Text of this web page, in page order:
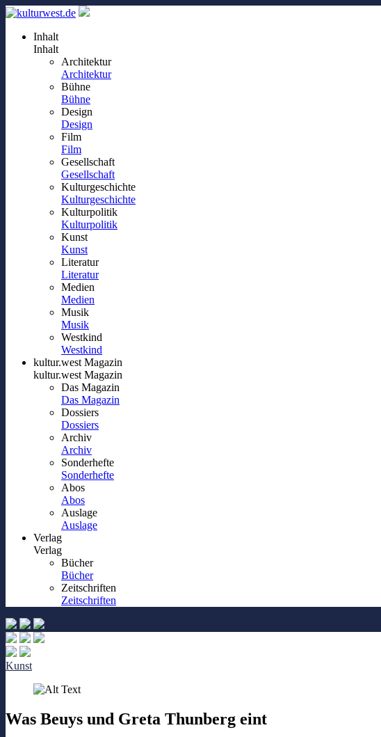
Inhalt
Inhalt
Architektur
Architektur
Bühne
Bühne
Design
Design
Film
Film
Gesellschaft
Gesellschaft
Kulturgeschichte
Kulturgeschichte
Kulturpolitik
Kulturpolitik
Kunst
Kunst
Literatur
Literatur
Medien
Medien
Musik
Musik
Westkind
Westkind
kultur.west Magazin
kultur.west Magazin
Das Magazin
Das Magazin
Dossiers
Dossiers
Archiv
Archiv
Sonderhefte
Sonderhefte
Abos
Abos
Auslage
Auslage
Verlag
Verlag
Bücher
Bücher
Zeitschriften
Zeitschriften
Kunst
Was Beuys und Greta Thunberg eint